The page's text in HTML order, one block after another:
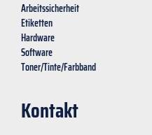
Arbeitssicherheit
Etiketten
Hardware
Software
Toner/Tinte/Farbband
Kontakt